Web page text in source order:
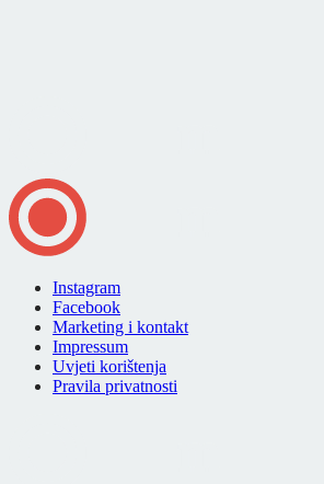
Instagram
Facebook
Marketing i kontakt
Impressum
Uvjeti korištenja
Pravila privatnosti